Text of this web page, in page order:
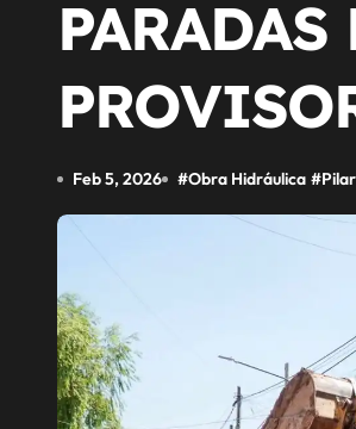
Feb 5, 2026 #Obra Hidráulica #Pilar